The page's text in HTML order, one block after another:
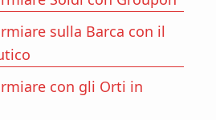
sulla Barca con il
con gli Orti in